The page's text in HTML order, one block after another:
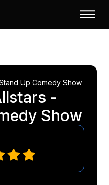
Up Comedy Show
-
Show